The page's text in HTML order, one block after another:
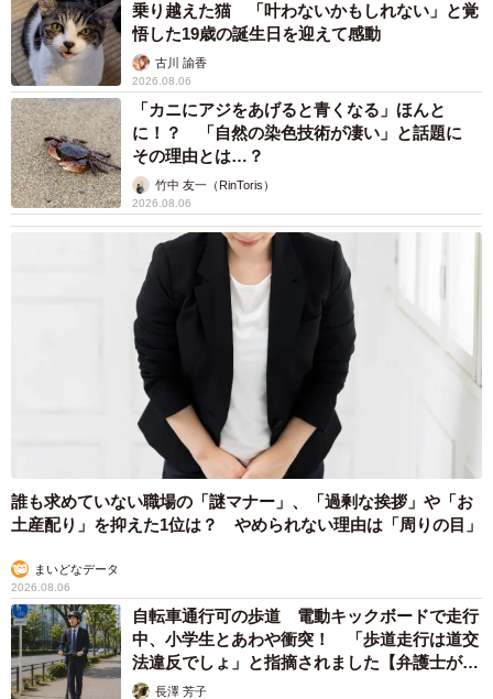
乗り越えた猫 「叶わないかもしれない」と覚
悟した19歳の誕生日を迎えて感動
古川 諭香
2026.08.06
「カニにアジをあげると青くなる」ほんと
に！？ 「自然の染色技術が凄い」と話題に
その理由とは…？
竹中 友一（RinToris）
2026.08.06
誰も求めていない職場の「謎マナー」、「過剰な挨拶」や「お
土産配り」を抑えた1位は？ やめられない理由は「周りの目」
まいどなデータ
2026.08.06
自転車通行可の歩道 電動キックボードで走行
中、小学生とあわや衝突！ 「歩道走行は道交
法違反でしょ」と指摘されました【弁護士が解
説】長澤 芳子